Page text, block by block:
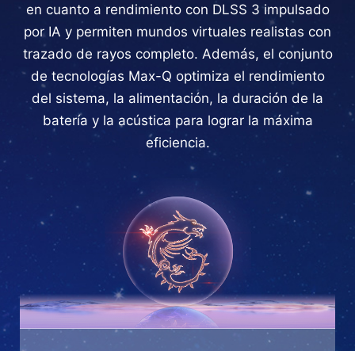
en cuanto a rendimiento con DLSS 3 impulsado
por IA y permiten mundos virtuales realistas con
trazado de rayos completo. Además, el conjunto
de tecnologías Max-Q optimiza el rendimiento
del sistema, la alimentación, la duración de la
batería y la acústica para lograr la máxima
eficiencia.